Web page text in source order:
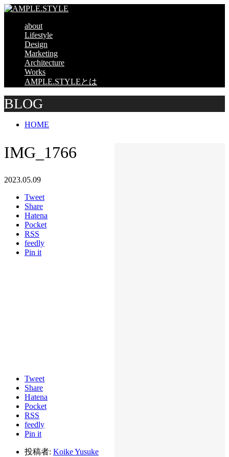
about
Lifestyle
Design
Marketing
Architecture
Works
AMPLE.STYLEとは
BLOG
HOME
IMG_1766
2023.05.09
Tweet
Share
Hatena
Pocket
RSS
feedly
Pin it
Tweet
Share
Hatena
Pocket
RSS
feedly
Pin it
投稿者: Koike Yusuke